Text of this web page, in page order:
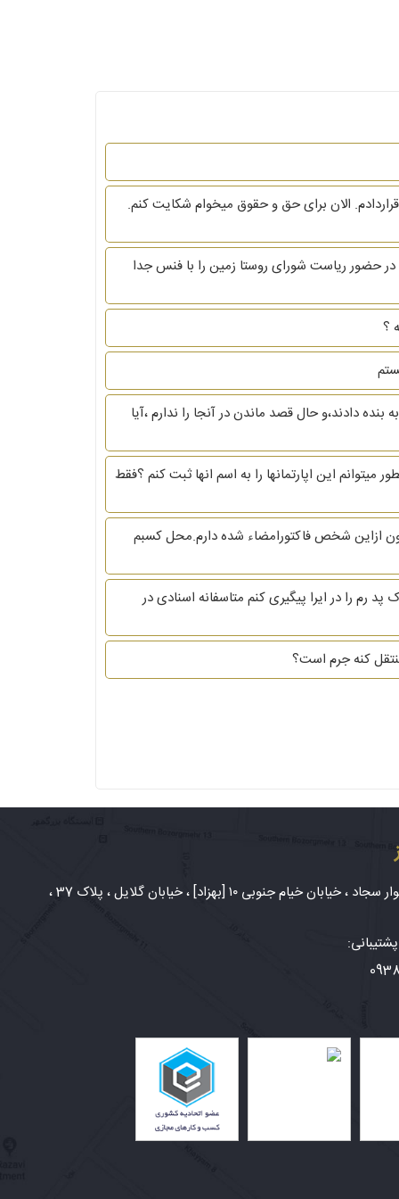
قراردادم. الان برای حق و حقوق میخوام شکایت کنم.
حضور ریاست شورای روستا زمین را با فنس جدا
؟
را به بنده دادند،و حال قصد ماندن در آنجا را ندارم ،آیا
این اپارتمانها را به اسم انها ثبت کنم ؟فقط
بدهکار هست و بنده به اندازه ده میلیون ازاین شخص فاکتورامضاء شده دارم.محل کسبم
رم را در ایرا پیگیری کنم متاسفانه اسنادی در
کنه جرم است؟
شهر مشهد، بلوار سجاد ، خیابان خیام جنوبی ۱۰ [بهزاد] ، خیابان گلایل ، پلاک 37 ،